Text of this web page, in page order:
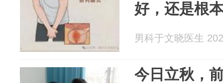
好，还是根
男科于文晓医生
今日立秋，